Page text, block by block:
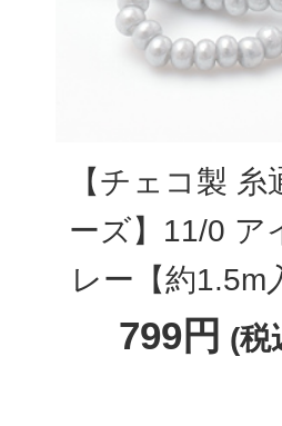
【チェコ製 糸
ーズ】11/0 ア
レー【約1.5m
799円 (税